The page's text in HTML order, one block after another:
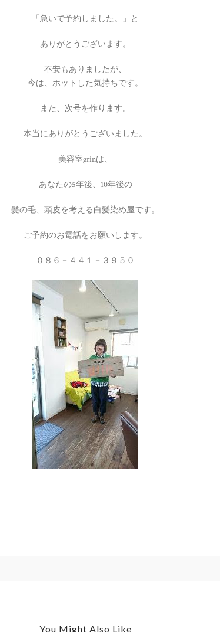
「急いで予約しました。」と
ありがとうございます。
不安もありましたが、
今は、ホットした気持ちです。
また、次号を作ります。
本当にありがとうございました。
美容室grinは、
あなたの5年後、10年後の
髪の毛、頭皮を考える白髪染め屋です。
ご予約のお電話をお願いします。
０８６－４４１－３９５０
You Might Also Like